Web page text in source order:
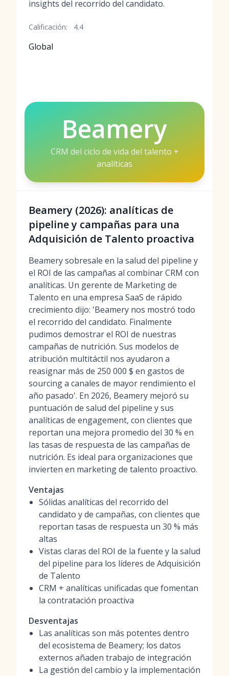
insights del recorrido del candidato.
Calificación: 4.4
Global
Beamery
CRM del ciclo de vida del talento +
analíticas
Beamery (2026): analíticas de
pipeline y campañas para una
Adquisición de Talento proactiva
Beamery sobresale en la salud del pipeline y
el ROI de las campañas al combinar CRM con
analíticas. Un gerente de Marketing de
Talento en una empresa SaaS de rápido
crecimiento dijo: 'Beamery nos mostró todo
el recorrido del candidato. Finalmente
pudimos demostrar el ROI de nuestras
campañas de nutrición. Sus modelos de
atribución multitáctil nos ayudaron a
reasignar más de 250 000 $ en gastos de
sourcing a canales de mayor rendimiento el
año pasado'. En 2026, Beamery mejoró su
puntuación de salud del pipeline y sus
analíticas de engagement, con clientes que
reportan una mejora promedio del 30 % en
las tasas de respuesta de las campañas de
nutrición. Es ideal para organizaciones que
invierten en marketing de talento proactivo.
Ventajas
Sólidas analíticas del recorrido del
candidato y de campañas, con clientes que
reportan tasas de respuesta un 30 % más
altas
Vistas claras del ROI de la fuente y la salud
del pipeline para los líderes de Adquisición
de Talento
CRM + analíticas unificadas que fomentan
la contratación proactiva
Desventajas
Las analíticas son más potentes dentro
del ecosistema de Beamery; los datos
externos añaden trabajo de integración
La gestión del cambio y la implementación